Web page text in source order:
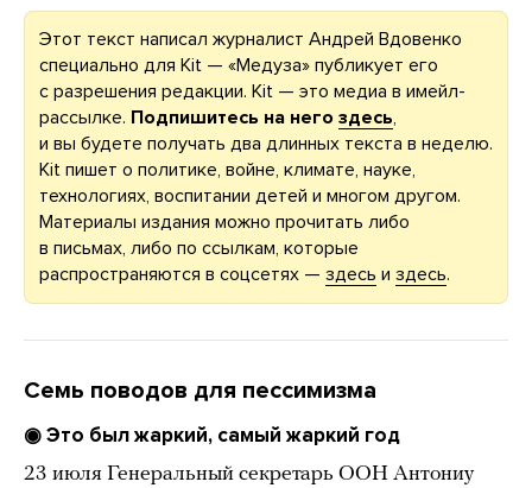
Этот текст написал журналист Андрей Вдовенко
специально для Kit — «Медуза» публикует его
с разрешения редакции. Kit — это медиа в имейл-
рассылке. Подпишитесь на него здесь,
и вы будете получать два длинных текста в неделю.
Kit пишет о политике, войне, климате, науке,
технологиях, воспитании детей и многом другом.
Материалы издания можно прочитать либо
в письмах, либо по ссылкам, которые
распространяются в соцсетях — здесь и здесь.
Семь поводов для пессимизма
◉ Это был жаркий, самый жаркий год
23 июля Генеральный секретарь ООН Антониу